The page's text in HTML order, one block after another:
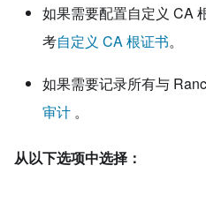
如果需要配置自定义 CA
考自定义 CA 根证书。
如果需要记录所有与
审计 。
从以下选项中选择：